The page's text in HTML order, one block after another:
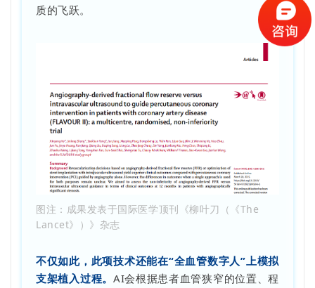
质的飞跃。
图注：成果发表于国际医学顶刊《柳叶刀（《The
Lancet》）》杂志
不仅如此，此项技术还能在“全血管数字人”上模拟
支架植入过程。 AI会根据患者血管狭窄的位置、程